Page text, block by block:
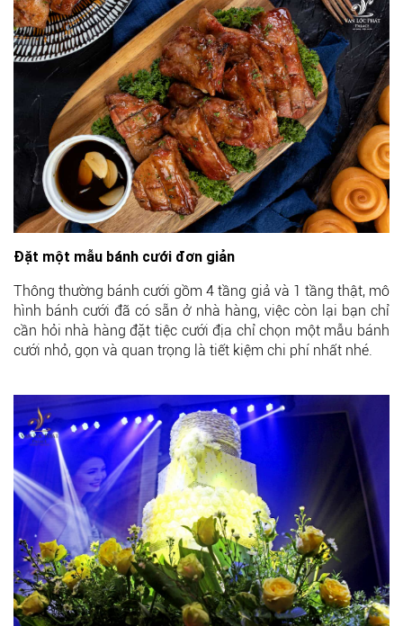
Đặt một mẫu bánh cưới đơn giản
Thông thường bánh cưới gồm 4 tầng giả và 1 tầng thật, mô
hình bánh cưới đã có sẵn ở nhà hàng, việc còn lại bạn chỉ
cần hỏi nhà hàng đặt tiệc cưới địa chỉ chọn một mẫu bánh
cưới nhỏ, gọn và quan trọng là tiết kiệm chi phí nhất nhé.